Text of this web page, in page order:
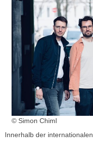
© Simon Chiml
Innerhalb der